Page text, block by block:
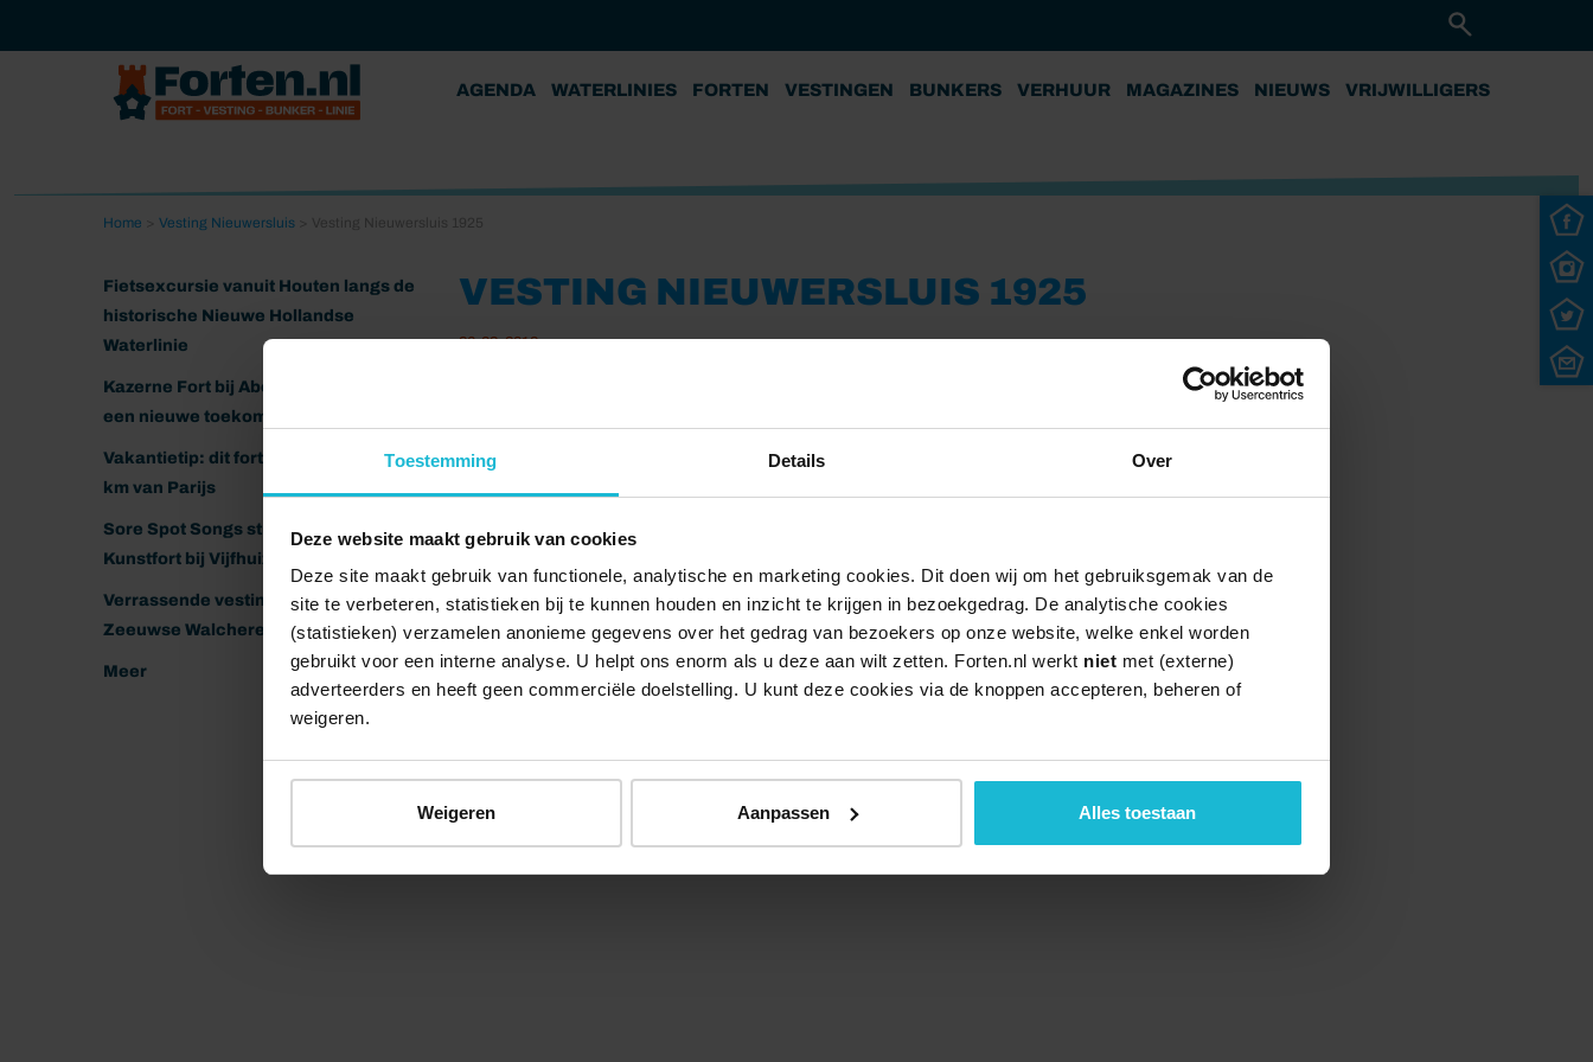
Toestemming Details Over
Deze website maakt gebruik van cookies
Deze site maakt gebruik van functionele, analytische en marketing cookies. Dit doen wij om het gebruiksgemak van de
site te verbeteren, statistieken bij te kunnen houden en inzicht te krijgen in bezoekgedrag. De analytische cookies
(statistieken) verzamelen anonieme gegevens over het gedrag van bezoekers op onze website, welke enkel worden
gebruikt voor een interne analyse. U helpt ons enorm als u deze aan wilt zetten. Forten.nl werkt niet met (externe)
adverteerders en heeft geen commerciële doelstelling. U kunt deze cookies via de knoppen accepteren, beheren of
weigeren.
Weigeren Aanpassen Alles toestaan
AGENDA WATERLINIES FORTEN VESTINGEN BUNKERS VERHUUR MAGAZINES NIEUWS VRIJWILLIGERS
Home Vesting Nieuwersluis
Fietsexcursie vanuit Houten langs de
historische Nieuwe Hollandse
Waterlinie
Kazerne Fort bij Abcoude klaar voor
een nieuwe toekomst
Vakantietip: dit fort ligt nog geen 20
km van Parijs
Sore Spot Songs strijkt neer op het
Kunstfort bij Vijfhuizen
Verrassende vestingen van het
Zeeuwse Walcheren
Meer
VESTING NIEUWERSLUIS 1925
26-03-2018
© 2026 Stichting Forten Nederland Over ons Doneer nu Disclaimer Contact Forten.nl wordt ondersteund door de